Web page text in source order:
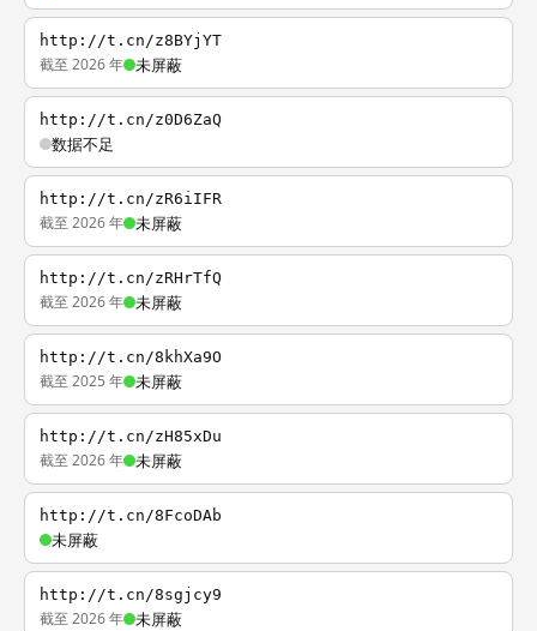
http://t.cn/z8BYjYT
截至 2026 年 未屏蔽
http://t.cn/z0D6ZaQ
数据不足
http://t.cn/zR6iIFR
截至 2026 年 未屏蔽
http://t.cn/zRHrTfQ
截至 2026 年 未屏蔽
http://t.cn/8khXa9O
截至 2025 年 未屏蔽
http://t.cn/zH85xDu
截至 2026 年 未屏蔽
http://t.cn/8FcoDAb
未屏蔽
http://t.cn/8sgjcy9
截至 2026 年 未屏蔽